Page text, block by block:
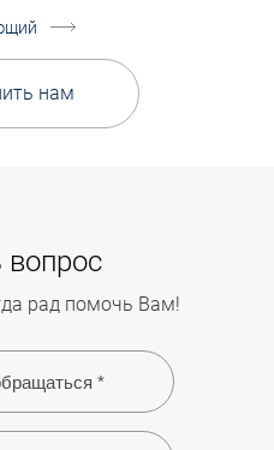
нам
вопрос
рад помочь Вам!